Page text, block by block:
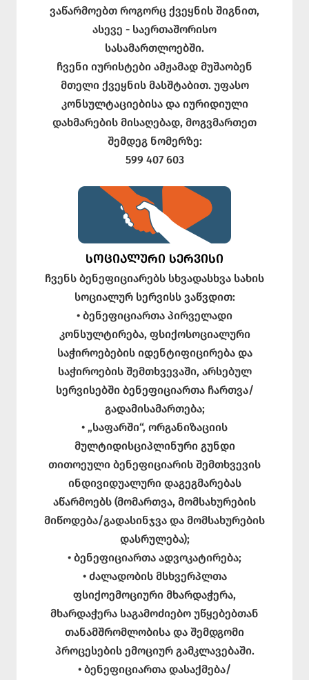
ვაწარმოებთ როგორც ქვეყნის შიგნით,
ასევე - საერთაშორისო
სასამართლოებში.
ჩვენი იურისტები ამჟამად მუშაობენ
მთელი ქვეყნის მასშტაბით. უფასო
კონსულტაციებისა და იურიდიული
დახმარების მისაღებად, მოგვმართეთ
შემდეგ ნომერზე:
599 407 603
ᲡᲝᲪᲘᲐᲚᲣᲠᲘ ᲡᲔᲠᲕᲘᲡᲘ
ჩვენს ბენეფიციარებს სხვადასხვა სახის
სოციალურ სერვისს ვაწვდით:
• ბენეფიციართა პირველადი
კონსულტირება, ფსიქოსოციალური
საჭიროებების იდენტიფიცირება და
საჭიროების შემთხვევაში, არსებულ
სერვისებში ბენეფიციართა ჩართვა/
გადამისამართება;
• „საფარში“, ორგანიზაციის
მულტიდისციპლინური გუნდი
თითოეული ბენეფიციარის შემთხვევის
ინდივიდუალური დაგეგმარებას
აწარმოებს (მომართვა, მომსახურების
მიწოდება/გადასინჯვა და მომსახურების
დასრულება);
• ბენეფიციართა ადვოკატირება;
• ძალადობის მსხვერპლთა
ფსიქოემოციური მხარდაჭერა,
მხარდაჭერა საგამოძიებო უწყებებთან
თანამშრომლობისა და შემდგომი
პროცესების ემოციურ გამკლავებაში.
• ბენეფიციართა დასაქმება/